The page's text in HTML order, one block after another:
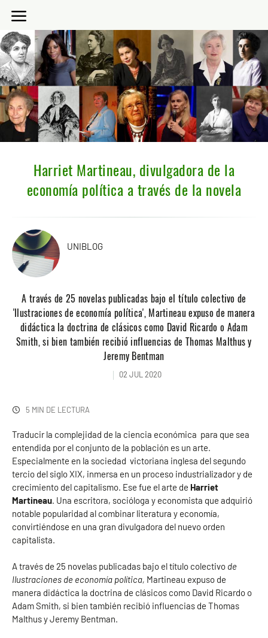
Harriet Martineau, divulgadora de la
economía política a través de la novela
UNIBLOG
A través de 25 novelas publicadas bajo el título colectivo de
'Ilustraciones de economía política', Martineau expuso de manera
didáctica la doctrina de clásicos como David Ricardo o Adam
Smith, si bien también recibió influencias de Thomas Malthus y
Jeremy Bentman
02 JUL 2020
5 MIN DE LECTURA
Traducir la complejidad de la ciencia económica para que sea
entendida por el conjunto de la población es un arte.
Especialmente en la sociedad victoriana inglesa del segundo
tercio del siglo XIX, inmersa en un proceso industrializador y de
crecimiento del capitalismo. Ese fue el arte de Harriet
Martineau. Una escritora, socióloga y economista que adquirió
notable popularidad al combinar literatura y economía,
convirtiéndose en una gran divulgadora del nuevo orden
capitalista.
A través de 25 novelas publicadas bajo el título colectivo de
Ilustraciones de economía política, Martineau expuso de
manera didáctica la doctrina de clásicos como David Ricardo o
Adam Smith, si bien también recibió influencias de Thomas
Malthus y Jeremy Bentman.